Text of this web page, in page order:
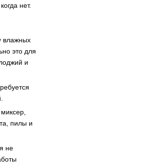
нет.
влажных
это для
и
пилы и
не